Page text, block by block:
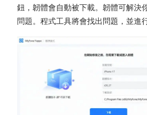
鈕，韌體會自動被下載。韌體可解決
問題。程式工具將會找出問題，並進